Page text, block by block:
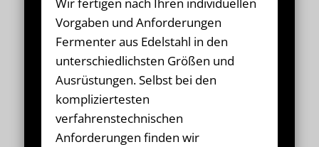
Wir fertigen nach Ihren individuellen
Vorgaben und Anforderungen
Fermenter aus Edelstahl in den
unterschiedlichsten Größen und
Ausrüstungen. Selbst bei den
kompliziertesten
verfahrenstechnischen
Anforderungen finden wir